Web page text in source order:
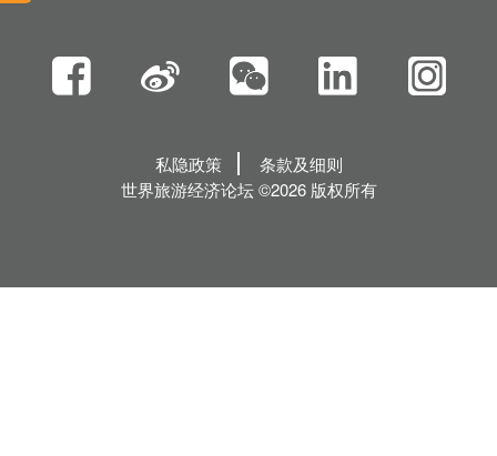
私隐政策
条款及细则
世界旅游经济论坛 ©2026 版权所有